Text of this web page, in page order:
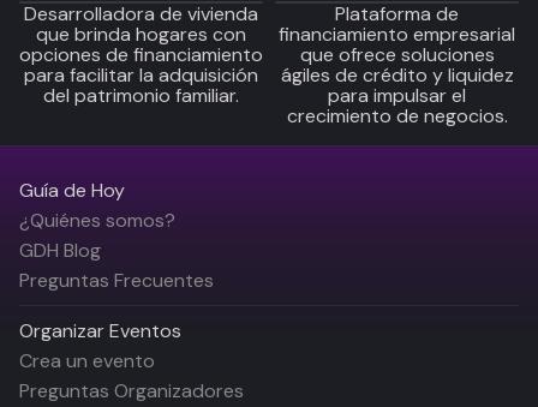
Desarrolladora de vivienda
que brinda hogares con
opciones de financiamiento
para facilitar la adquisición
del patrimonio familiar.
Plataforma de
financiamiento empresarial
que ofrece soluciones
ágiles de crédito y liquidez
para impulsar el
crecimiento de negocios.
Guía de Hoy
¿Quiénes somos?
GDH Blog
Preguntas Frecuentes
Organizar Eventos
Crea un evento
Preguntas Organizadores